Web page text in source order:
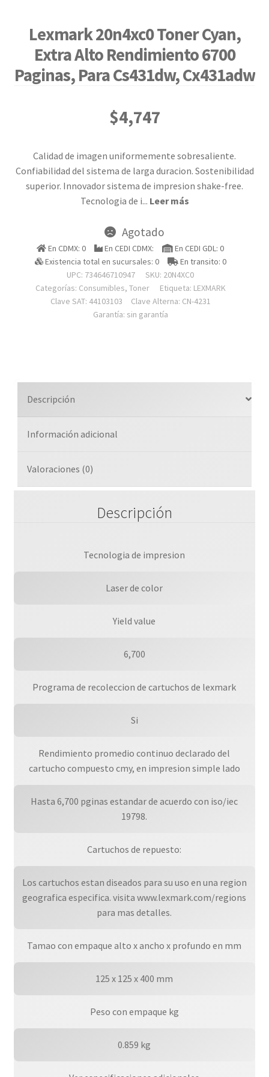
Lexmark 20n4xc0 Toner Cyan,
Extra Alto Rendimiento 6700
Paginas, Para Cs431dw, Cx431adw
$4,747
Calidad de imagen uniformemente sobresaliente.
Confiabilidad del sistema de larga duracion. Sostenibilidad
superior. Innovador sistema de impresion shake-free.
Tecnologia de i... Leer más
Agotado
En CDMX: 0 En CEDI CDMX:
En CEDI GDL: 0
Existencia total en sucursales: 0
En transito: 0
UPC: 734646710947
SKU: 20N4XC0
Categorías: Consumibles, Toner Etiqueta: LEXMARK
Clave SAT: 44103103
Clave Alterna: CN-4231
Garantía: sin garantía
Descripción
Información adicional
Valoraciones (0)
Descripción
Tecnologia de impresion
Laser de color
Yield value
6,700
Programa de recoleccion de cartuchos de lexmark
Si
Rendimiento promedio continuo declarado del
cartucho compuesto cmy, en impresion simple lado
Hasta 6,700 pginas estandar de acuerdo con iso/iec
19798.
Cartuchos de repuesto:
Los cartuchos estan diseados para su uso en una region
geografica especifica. visita www.lexmark.com/regions
para mas detalles.
Tamao con empaque alto x ancho x profundo en mm
125 x 125 x 400 mm
Peso con empaque kg
0.859 kg